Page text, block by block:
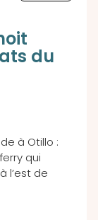
du
à Otillo :
qui
l’est de